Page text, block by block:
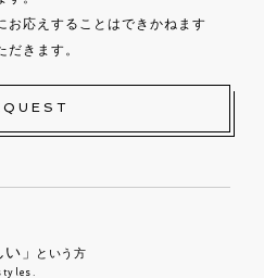
お応えすることはできかねます
きます。
」 という方